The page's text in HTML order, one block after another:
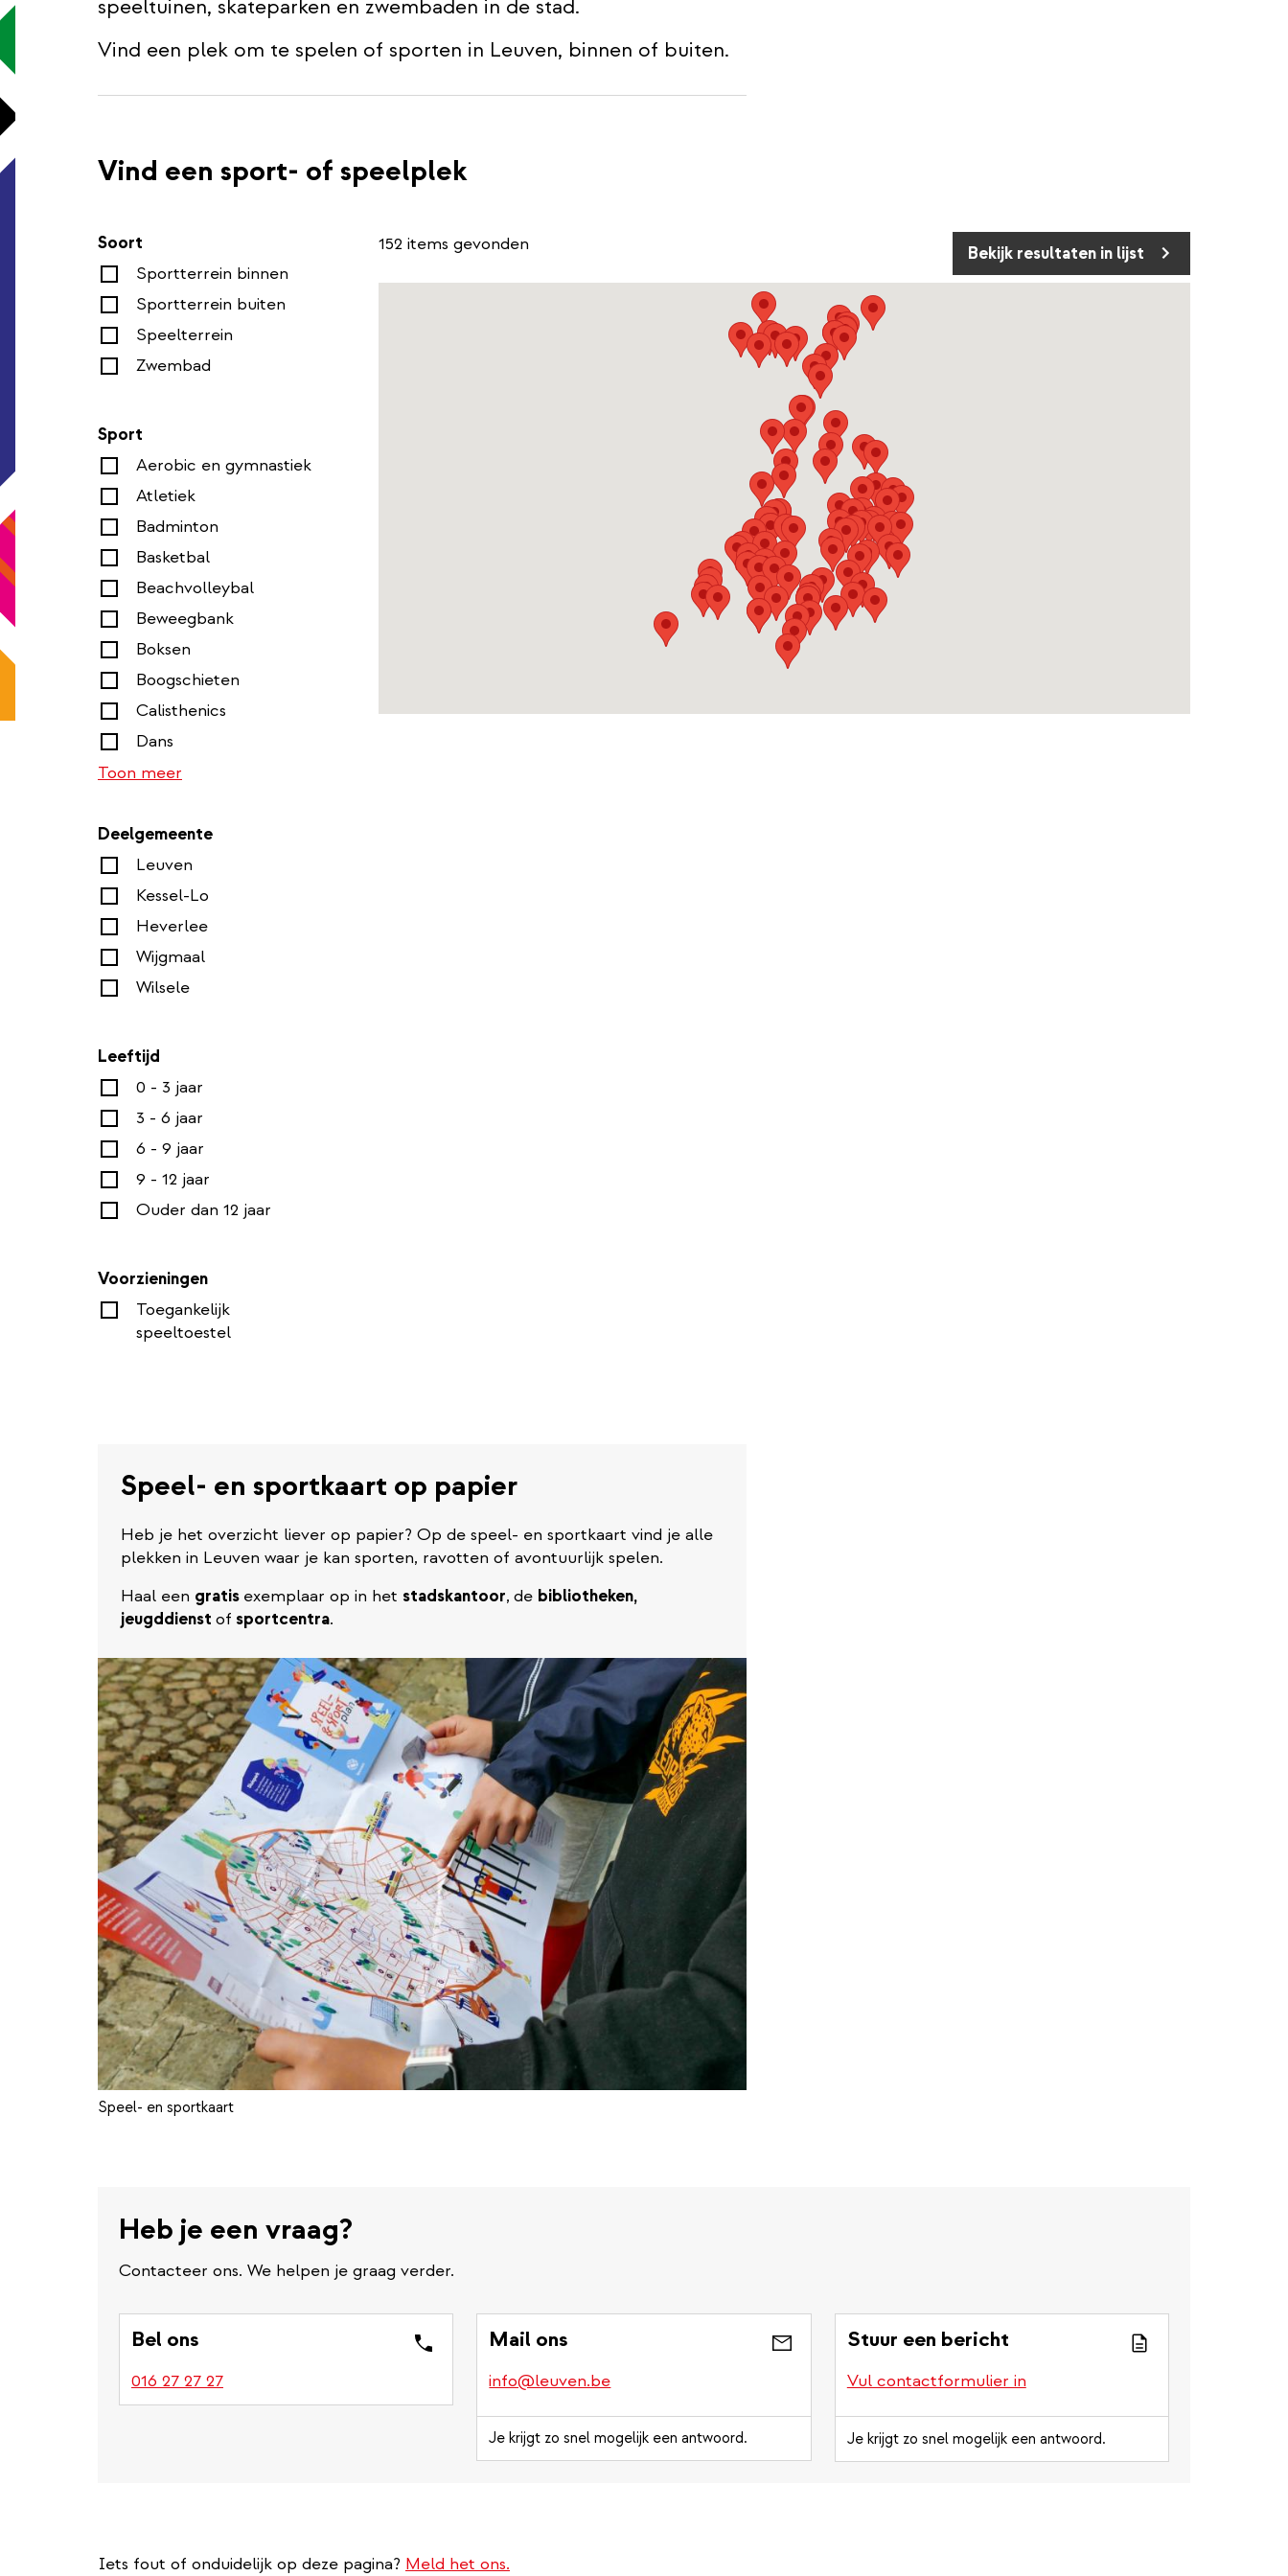
speeltuinen, skateparken en zwembaden in de stad.
Vind een plek om te spelen of sporten in Leuven, binnen of buiten.
Vind een sport- of speelplek
Soort
Sportterrein binnen
Sportterrein buiten
Speelterrein
Zwembad
Sport
Aerobic en gymnastiek
Atletiek
Badminton
Basketbal
Beachvolleybal
Beweegbank
Boksen
Boogschieten
Calisthenics
Dans
Toon meer
Deelgemeente
Leuven
Kessel-Lo
Heverlee
Wijgmaal
Wilsele
Leeftijd
0 - 3 jaar
3 - 6 jaar
6 - 9 jaar
9 - 12 jaar
Ouder dan 12 jaar
Voorzieningen
Toegankelijk
speeltoestel
Bekijk resultaten in lijst
152 items gevonden
Speel- en sportkaart
Speel- en sportkaart op papier
Heb je het overzicht liever op papier? Op de speel- en sportkaart vind je alle
plekken in Leuven waar je kan sporten, ravotten of avontuurlijk spelen.
Haal een gratis exemplaar op in het stadskantoor, de bibliotheken,
jeugddienst of sportcentra.
Heb je een vraag?
Contacteer ons. We helpen je graag verder.
Bel ons
016 27 27 27
Mail ons
info@leuven.be
Je krijgt zo snel mogelijk een antwoord.
Stuur een bericht
Vul contactformulier in
Je krijgt zo snel mogelijk een antwoord.
Iets fout of onduidelijk op deze pagina? Meld het ons.